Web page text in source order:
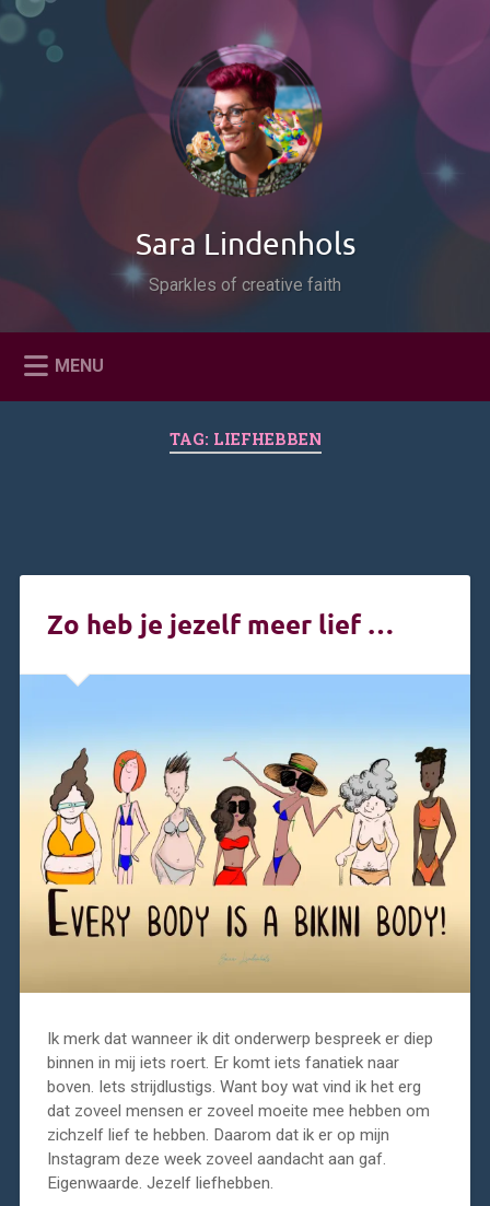
Naar
inhoud
Zoeken
Sara Lindenhols
Sparkles of creative faith
MENU
TAG: LIEFHEBBEN
Zo heb je jezelf meer lief …
Ik merk dat wanneer ik dit onderwerp bespreek er diep
binnen in mij iets roert. Er komt iets fanatiek naar
boven. Iets strijdlustigs. Want boy wat vind ik het erg
dat zoveel mensen er zoveel moeite mee hebben om
zichzelf lief te hebben. Daarom dat ik er op mijn
Instagram deze week zoveel aandacht aan gaf.
Eigenwaarde. Jezelf liefhebben.